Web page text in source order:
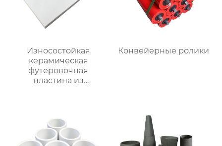
Износостойкая
керамическая
футеровочная
пластина из
Конвейерные ролики